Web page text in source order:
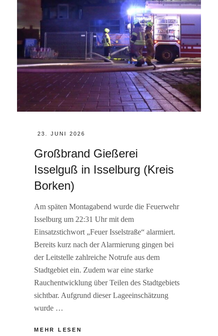
POSTED
23. JUNI 2026
Großbrand Gießerei
Isselguß in Isselburg (Kreis
Borken)
Am späten Montagabend wurde die Feuerwehr
Isselburg um 22:31 Uhr mit dem
Einsatzstichwort „Feuer Isselstraße“ alarmiert.
Bereits kurz nach der Alarmierung gingen bei
der Leitstelle zahlreiche Notrufe aus dem
Stadtgebiet ein. Zudem war eine starke
Rauchentwicklung über Teilen des Stadtgebiets
sichtbar. Aufgrund dieser Lageeinschätzung
wurde …
MEHR LESEN